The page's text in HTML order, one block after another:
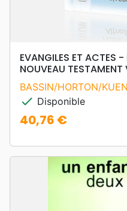
EVANGILES ET ACTES
NOUVEAU TESTAMENT
BASSIN/HORTON/KUEN
check Disponible
Prix
40,76 €